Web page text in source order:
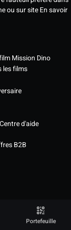
Portefeuille
ou sur siteEn savoir
Mission Dino
les films
Centre d'aide
B2B